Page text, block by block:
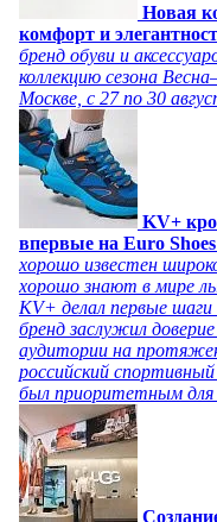
Новая
комфорт и
бренд обуви и
коллекцию сезона
Москве, с 27 по 30
KV+
впервые на Euro Shoes
хорошо известен
хорошо знают в мире
KV+ делал первые
бренд заслужил
аудитории на
российский
был приоритетным для